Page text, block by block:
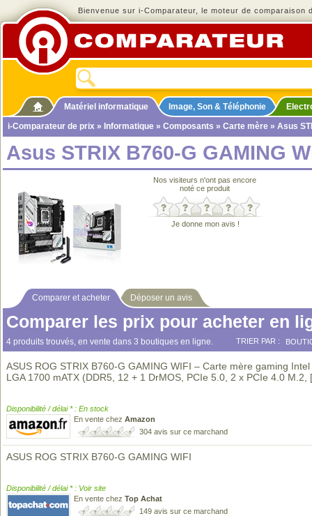
Bienvenue sur i-Comparateur, le moteur de comparaison
Matériel informatique Image, Son & Téléphonie
i-Comparateur de prix » Informatique » Composants » Carte mère » Asus
Asus STRIX B760-G GAMING
Nos visiteurs n'ont pas encore
noté ce produit
Je donne mon avis !
Comparer et acheter Déposer un avis
Comparer les prix pour acheter en
4 produits trouvés, en vente dans 3 boutiques en ligne. TRIER PAR :
ASUS ROG STRIX B760-G GAMING WIFI – Carte mère gaming
LGA 1700 mATX (DDR5, 12 + 1 DrMOS, PCIe 5.0, 2 x PCIe 4.0 M.2,
Disponibilité / délai * : En stock
En vente chez Amazon
304 avis sur ce marchand
ASUS ROG STRIX B760-G GAMING WIFI
Disponibilité / délai * : Voir site
En vente chez Top Achat
149 avis sur ce marchand